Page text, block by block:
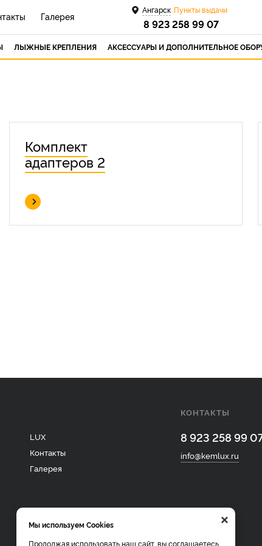
Ангарск Пункты выдачи
8 923 258 99 07
Галерея
ЛЫЖНЫЕ КРЕПЛЕНИЯ АКСЕССУАРЫ И ДОПОЛНИТЕЛЬНОЕ
Комплект
адаптеров 2
LUX
Контакты
Галерея
КОНТАКТЫ
8 923 258 99
info@kemlux.ru
×
Мы используем Cookies
Продолжая использовать наш сайт, вы соглашаетесь